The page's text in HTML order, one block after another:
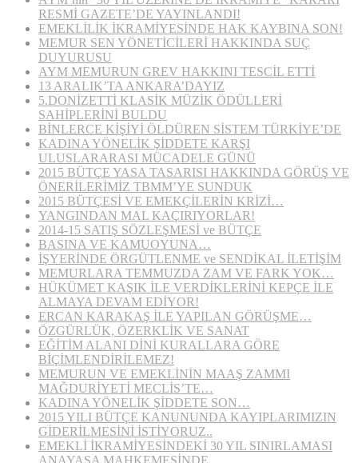
RESMİ GAZETE’DE YAYINLANDI!
EMEKLİLİK İKRAMİYESİNDE HAK KAYBINA SON!
MEMUR SEN YÖNETİCİLERİ HAKKINDA SUÇ
DUYURUSU
AYM MEMURUN GREV HAKKINI TESCİL ETTİ
13 ARALIK’TA ANKARA’DAYIZ
5.DONİZETTİ KLASİK MÜZİK ÖDÜLLERİ
SAHİPLERİNİ BULDU
BİNLERCE KİŞİYİ ÖLDÜREN SİSTEM TÜRKİYE’DE
KADINA YÖNELİK ŞİDDETE KARŞI
ULUSLARARASI MÜCADELE GÜNÜ
2015 BÜTÇE YASA TASARISI HAKKINDA GÖRÜŞ VE
ÖNERİLERİMİZ TBMM’YE SUNDUK
2015 BÜTÇESİ VE EMEKÇİLERİN KRİZİ…
YANGINDAN MAL KAÇIRIYORLAR!
2014-15 SATIŞ SÖZLEŞMESİ ve BÜTÇE
BASINA VE KAMUOYUNA…
İŞYERİNDE ÖRGÜTLENME ve SENDİKAL İLETİŞİM
MEMURLARA TEMMUZDA ZAM VE FARK YOK…
HÜKÜMET KAŞIK İLE VERDİKLERİNİ KEPÇE İLE
ALMAYA DEVAM EDİYOR!
ERCAN KARAKAŞ İLE YAPILAN GÖRÜŞME…
ÖZGÜRLÜK, ÖZERKLİK VE SANAT
EĞİTİM ALANI DİNİ KURALLARA GÖRE
BİÇİMLENDİRİLEMEZ!
MEMURUN VE EMEKLİNİN MAAŞ ZAMMI
MAĞDURİYETİ MECLİS’TE…
KADINA YÖNELİK ŞİDDETE SON…
2015 YILI BÜTÇE KANUNUNDA KAYIPLARIMIZIN
GİDERİLMESİNİ İSTİYORUZ..
EMEKLİ İKRAMİYESİNDEKİ 30 YIL SINIRLAMASI
ANAYASA MAHKEMESİNDE…